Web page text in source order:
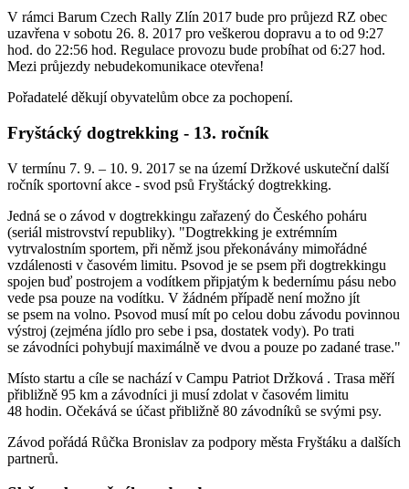
V rámci Barum Czech Rally Zlín 2017 bude pro průjezd RZ obec
uzavřena v sobotu 26. 8. 2017 pro veškerou dopravu a to od 9:27
hod. do 22:56 hod. Regulace provozu bude probíhat od 6:27 hod.
Mezi průjezdy nebudekomunikace otevřena!
Pořadatelé děkují obyvatelům obce za pochopení.
Fryštácký dogtrekking - 13. ročník
V termínu 7. 9. – 10. 9. 2017 se na území Držkové uskuteční další
ročník sportovní akce - svod psů Fryštácký dogtrekking.
Jedná se o závod v dogtrekkingu zařazený do Českého poháru
(seriál mistrovství republiky). "Dogtrekking je extrémním
vytrvalostním sportem, při němž jsou překonávány mimořádné
vzdálenosti v časovém limitu. Psovod je se psem při dogtrekkingu
spojen buď postrojem a vodítkem připjatým k bedernímu pásu nebo
vede psa pouze na vodítku. V žádném případě není možno jít
se psem na volno. Psovod musí mít po celou dobu závodu povinnou
výstroj (zejména jídlo pro sebe i psa, dostatek vody). Po trati
se závodníci pohybují maximálně ve dvou a pouze po zadané trase."
Místo startu a cíle se nachází v Campu Patriot Držková . Trasa měří
přibližně 95 km a závodníci ji musí zdolat v časovém limitu
48 hodin. Očekává se účast přibližně 80 závodníků se svými psy.
Závod pořádá Růčka Bronislav za podpory města Fryštáku a dalších
partnerů.